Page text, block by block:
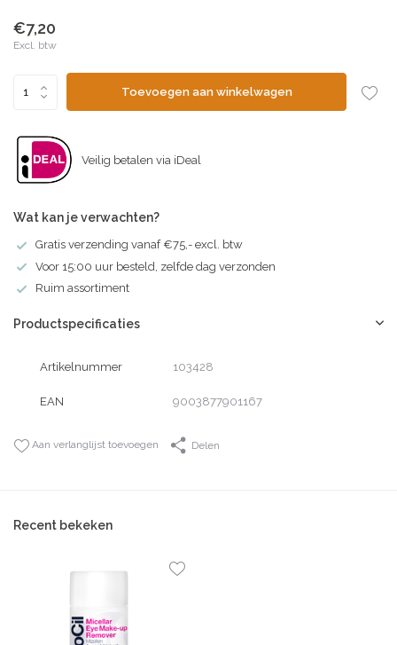
€7,20
Excl. btw
Toevoegen aan winkelwagen
Veilig betalen via iDeal
Wat kan je verwachten?
Gratis verzending vanaf €75,- excl. btw
Voor 15:00 uur besteld, zelfde dag verzonden
Ruim assortiment
Productspecificaties
Artikelnummer 103428
EAN 9003877901167
Aan verlanglijst toevoegen Delen
Recent bekeken